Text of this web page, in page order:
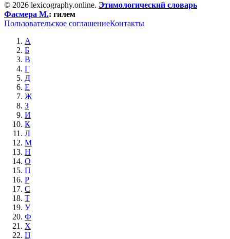
© 2026 lexicography.online. Этимологический словарь
Фасмера М.: гилем
Пользовательское соглашениеКонтакты
А
Б
В
Г
Д
Е
Ж
З
И
К
Л
М
Н
О
П
Р
С
Т
У
Ф
Х
Ц